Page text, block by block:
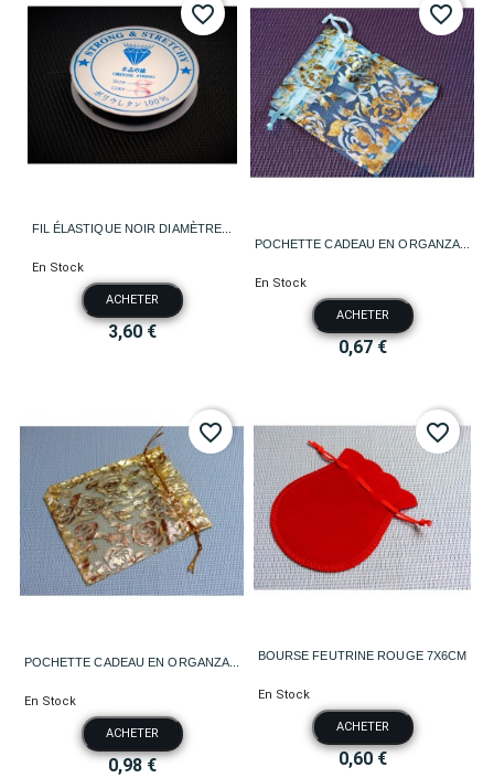
FIL ÉLASTIQUE NOIR DIAMÈTRE...
En Stock
ACHETER
3,60 €
favorite_border
POCHETTE CADEAU EN ORGANZA...
En Stock
ACHETER
0,67 €
favorite_border
POCHETTE CADEAU EN ORGANZA...
En Stock
ACHETER
0,98 €
favorite_border
BOURSE FEUTRINE ROUGE 7X6CM
En Stock
ACHETER
0,60 €
favorite_border